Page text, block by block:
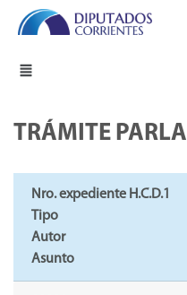
TRÁMITE
Nro. expediente H.C.D.1
Tipo
Autor
Asunto